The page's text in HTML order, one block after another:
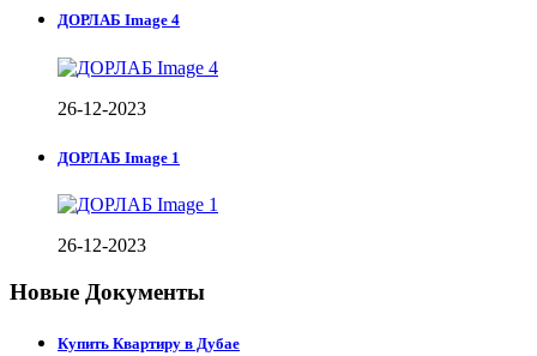
ДОРЛАБ Image 4
26-12-2023
ДОРЛАБ Image 1
26-12-2023
Новые Документы
Купить Квартиру в Дубае